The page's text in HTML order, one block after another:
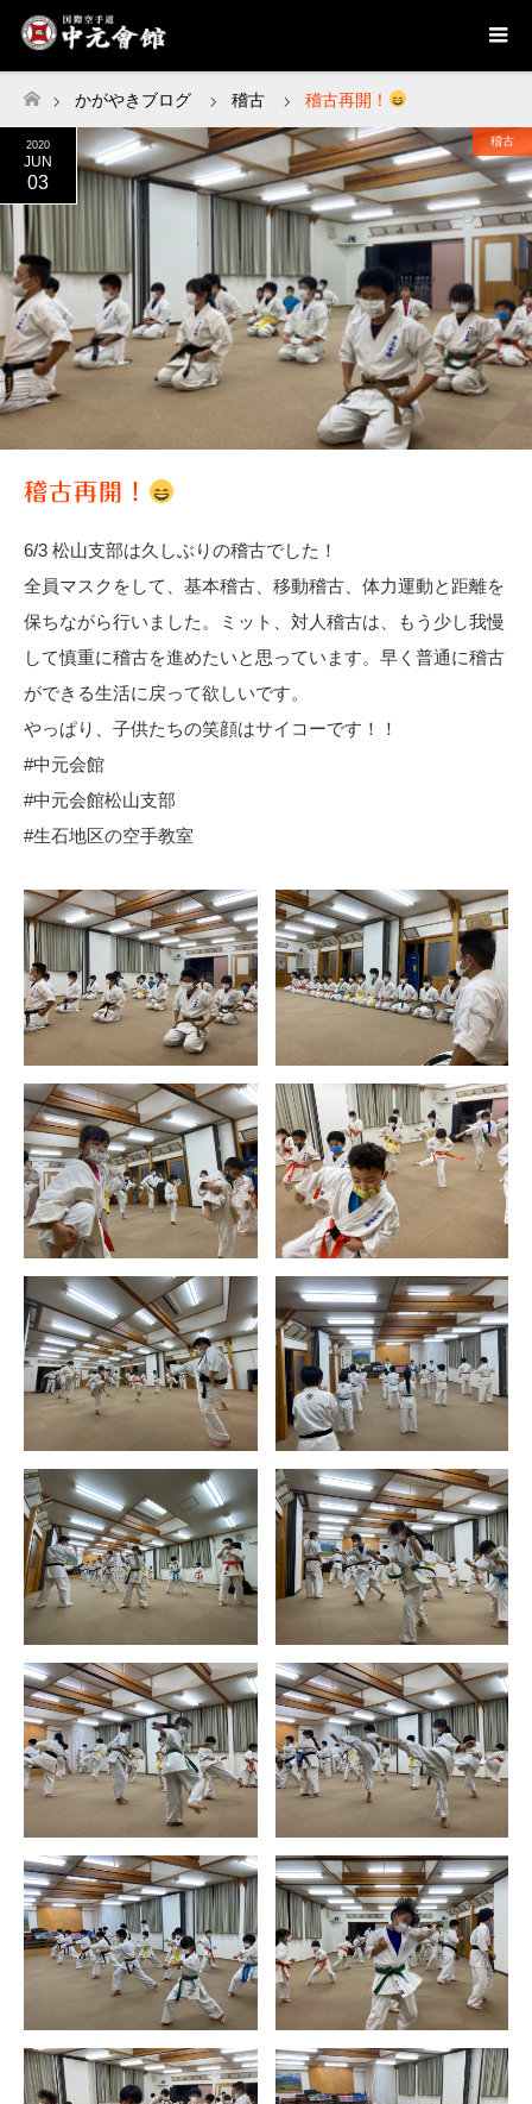
ホーム
かがやきブログ 稽古 稽古再開！
2020
JUN
03
稽古
稽古再開！
6/3 松山支部は久しぶりの稽古でした！
全員マスクをして、基本稽古、移動稽古、体力運動と距離を
保ちながら行いました。ミット、対人稽古は、もう少し我慢
して慎重に稽古を進めたいと思っています。早く普通に稽古
ができる生活に戻って欲しいです。
やっぱり、子供たちの笑顔はサイコーです！！
#中元会館
#中元会館松山支部
#生石地区の空手教室